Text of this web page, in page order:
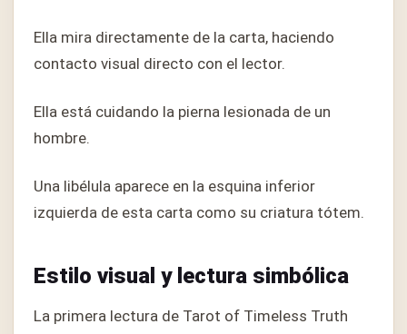
Ella mira directamente de la carta, haciendo
contacto visual directo con el lector.
Ella está cuidando la pierna lesionada de un
hombre.
Una libélula aparece en la esquina inferior
izquierda de esta carta como su criatura tótem.
Estilo visual y lectura simbólica
La primera lectura de Tarot of Timeless Truth